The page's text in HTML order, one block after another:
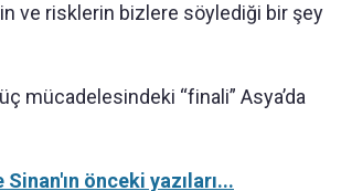
ve risklerin bizlere söylediği bir şey
mücadelesindeki “finali” Asya’da
önceki yazıları...